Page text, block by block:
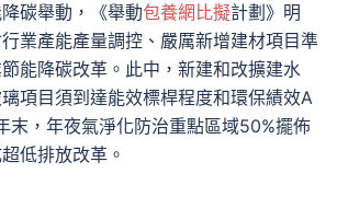
碳舉動，《舉動包養網比擬計劃》明
業產能產量調控、嚴厲新增建材項目準
能降碳改革。此中，新建和改擴建水
項目須到達能效標桿程度和環保績效A
末，年夜氣淨化防治重點區域50%擺佈
低排放改革。